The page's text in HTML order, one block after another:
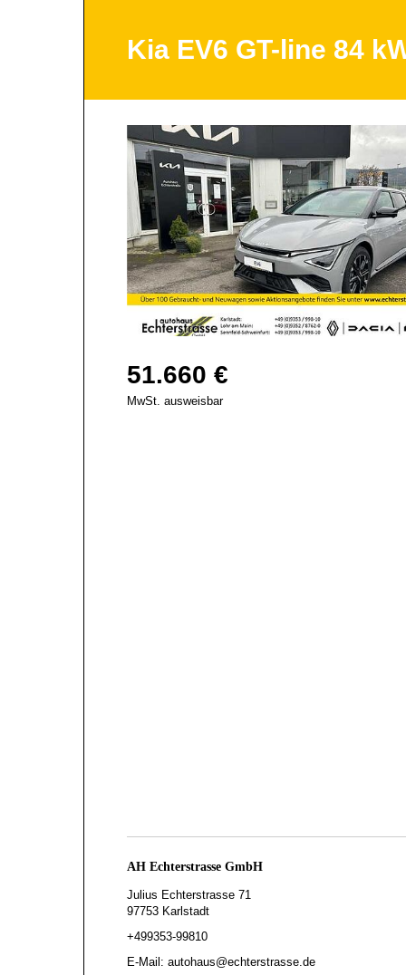
Kia EV6 GT-line 84
51.660 €
MwSt. ausweisbar
AH Echterstrasse GmbH
Julius Echterstrasse 71
97753 Karlstadt
+499353-99810
E-Mail: autohaus@echterstrasse.de